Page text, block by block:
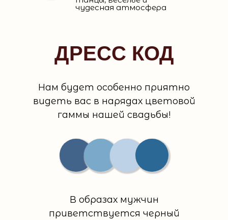
чудесная атмосфера
ДРЕСС КОД
Нам будет особенно приятно
видеть вас в нарядах цветовой
гаммы нашей свадьбы!
В образах мужчин
приветствуется черный